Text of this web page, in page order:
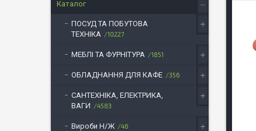
Каталог
ПОСУД ТА ПОБУТОВА
ТЕХНІКА
10227
МЕБЛІ ТА ФУРНІТУРА 1851
ОБЛАДНАННЯ ДЛЯ КАФЕ 356
САНТЕХНІКА, ЕЛЕКТРИКА,
ВАГИ
4583
Вироби Н/Ж 46